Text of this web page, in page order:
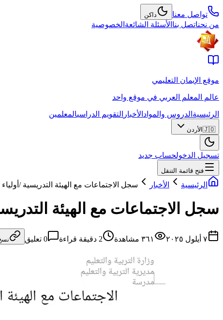
تواصل معنا داكن
من نحناتصل بنا الأسئلة الشائعة الخصوصية
موقع الإيمان التعليمي
عالم المعلم العربي في موقع واحد
الرئيسية الدروس والمواد الأخبار التقويم الدراسيالمعلمين
🇯🇴 الأردن
تسجيل الدخولحساب جديد
فتح قائمة التنقل
الرئيسية الأخبار سجل الاجتماعات مع الهيئة التدريسية /أولياء
سجل الاجتماعات مع الهيئة
٧ أيلول ٢٠٢٥ ٣٦١ مشاهدة 2 دقيقة قراءة 0 تعليق